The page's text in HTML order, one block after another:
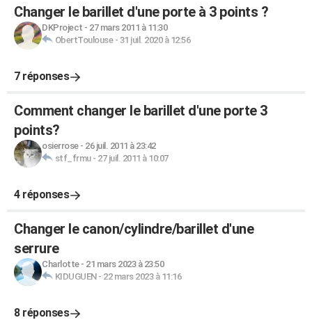
Changer le barillet d'une porte à 3 points ?
DKProject - 27 mars 2011 à 11:30
ObertToulouse- 31 juil. 2020 à 12:56
7 réponses
Comment changer le barillet d'une porte 3
points?
osierrose- 26 juil. 2011 à 23:42
stf_frmu- 27 juil. 2011 à 10:07
4 réponses
Changer le canon/cylindre/barillet d'une
serrure
Charlotte- 21 mars 2023 à 23:50
KIDUGUEN- 22 mars 2023 à 11:16
8 réponses